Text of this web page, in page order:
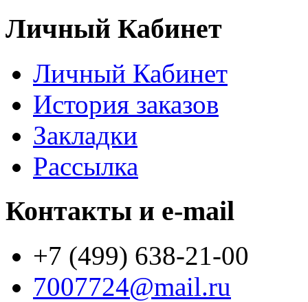
Личный Кабинет
Личный Кабинет
История заказов
Закладки
Рассылка
Контакты и e-mail
+7 (499) 638-21-00
7007724@mail.ru